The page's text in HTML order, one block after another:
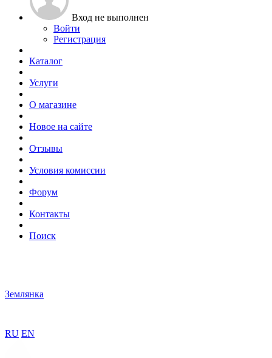
Вход не выполнен
Войти
Регистрация
Каталог
Услуги
О магазине
Новое на сайте
Отзывы
Условия комиссии
Форум
Контакты
Поиск
Землянка
RU EN